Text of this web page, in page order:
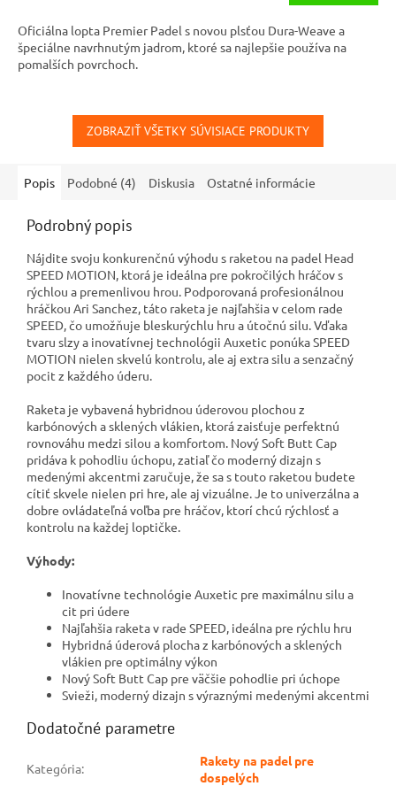
Oficiálna lopta Premier Padel s novou plsťou Dura-Weave a
špeciálne navrhnutým jadrom, ktoré sa najlepšie používa na
pomalších povrchoch.
ZOBRAZIŤ VŠETKY SÚVISIACE PRODUKTY
Popis Podobné (4) Diskusia Ostatné informácie
Podrobný popis
Nájdite svoju konkurenčnú výhodu s raketou na padel Head
SPEED MOTION, ktorá je ideálna pre pokročilých hráčov s
rýchlou a premenlivou hrou. Podporovaná profesionálnou
hráčkou Ari Sanchez, táto raketa je najľahšia v celom rade
SPEED, čo umožňuje bleskurýchlu hru a útočnú silu. Vďaka
tvaru slzy a inovatívnej technológii Auxetic ponúka SPEED
MOTION nielen skvelú kontrolu, ale aj extra silu a senzačný
pocit z každého úderu.
Raketa je vybavená hybridnou úderovou plochou z
karbónových a sklených vlákien, ktorá zaisťuje perfektnú
rovnováhu medzi silou a komfortom. Nový Soft Butt Cap
pridáva k pohodliu úchopu, zatiaľ čo moderný dizajn s
medenými akcentmi zaručuje, že sa s touto raketou budete
cítiť skvele nielen pri hre, ale aj vizuálne. Je to univerzálna a
dobre ovládateľná voľba pre hráčov, ktorí chcú rýchlosť a
kontrolu na každej loptičke.
Výhody:
Inovatívne technológie Auxetic pre maximálnu silu a
cit pri údere
Najľahšia raketa v rade SPEED, ideálna pre rýchlu hru
Hybridná úderová plocha z karbónových a sklených
vlákien pre optimálny výkon
Nový Soft Butt Cap pre väčšie pohodlie pri úchope
Svieži, moderný dizajn s výraznými medenými akcentmi
Dodatočné parametre
Kategória:
Rakety na padel pre
dospelých